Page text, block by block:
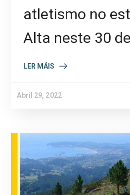
atletismo no
Alta neste 30
LER MÁIS
Abril 29, 2022